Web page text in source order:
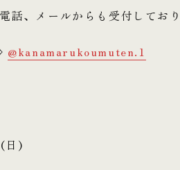
、メールからも受付しており
@kanamarukoumuten.1
日)